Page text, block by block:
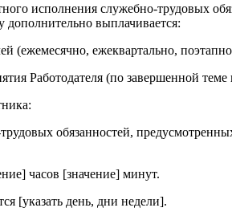
исполнения служебно-трудовых
дополнительно выплачивается:
(ежемесячно, ежеквартально,
Работодателя (по завершенной
обязанностей,
часов [значение] минут.
[указать день, дни недели].